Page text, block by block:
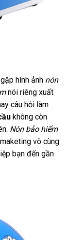
hình ảnh nón
nói riêng xuất
câu hỏi làm
không còn
Nón bảo hiểm
vô cùng
bạn đến gần